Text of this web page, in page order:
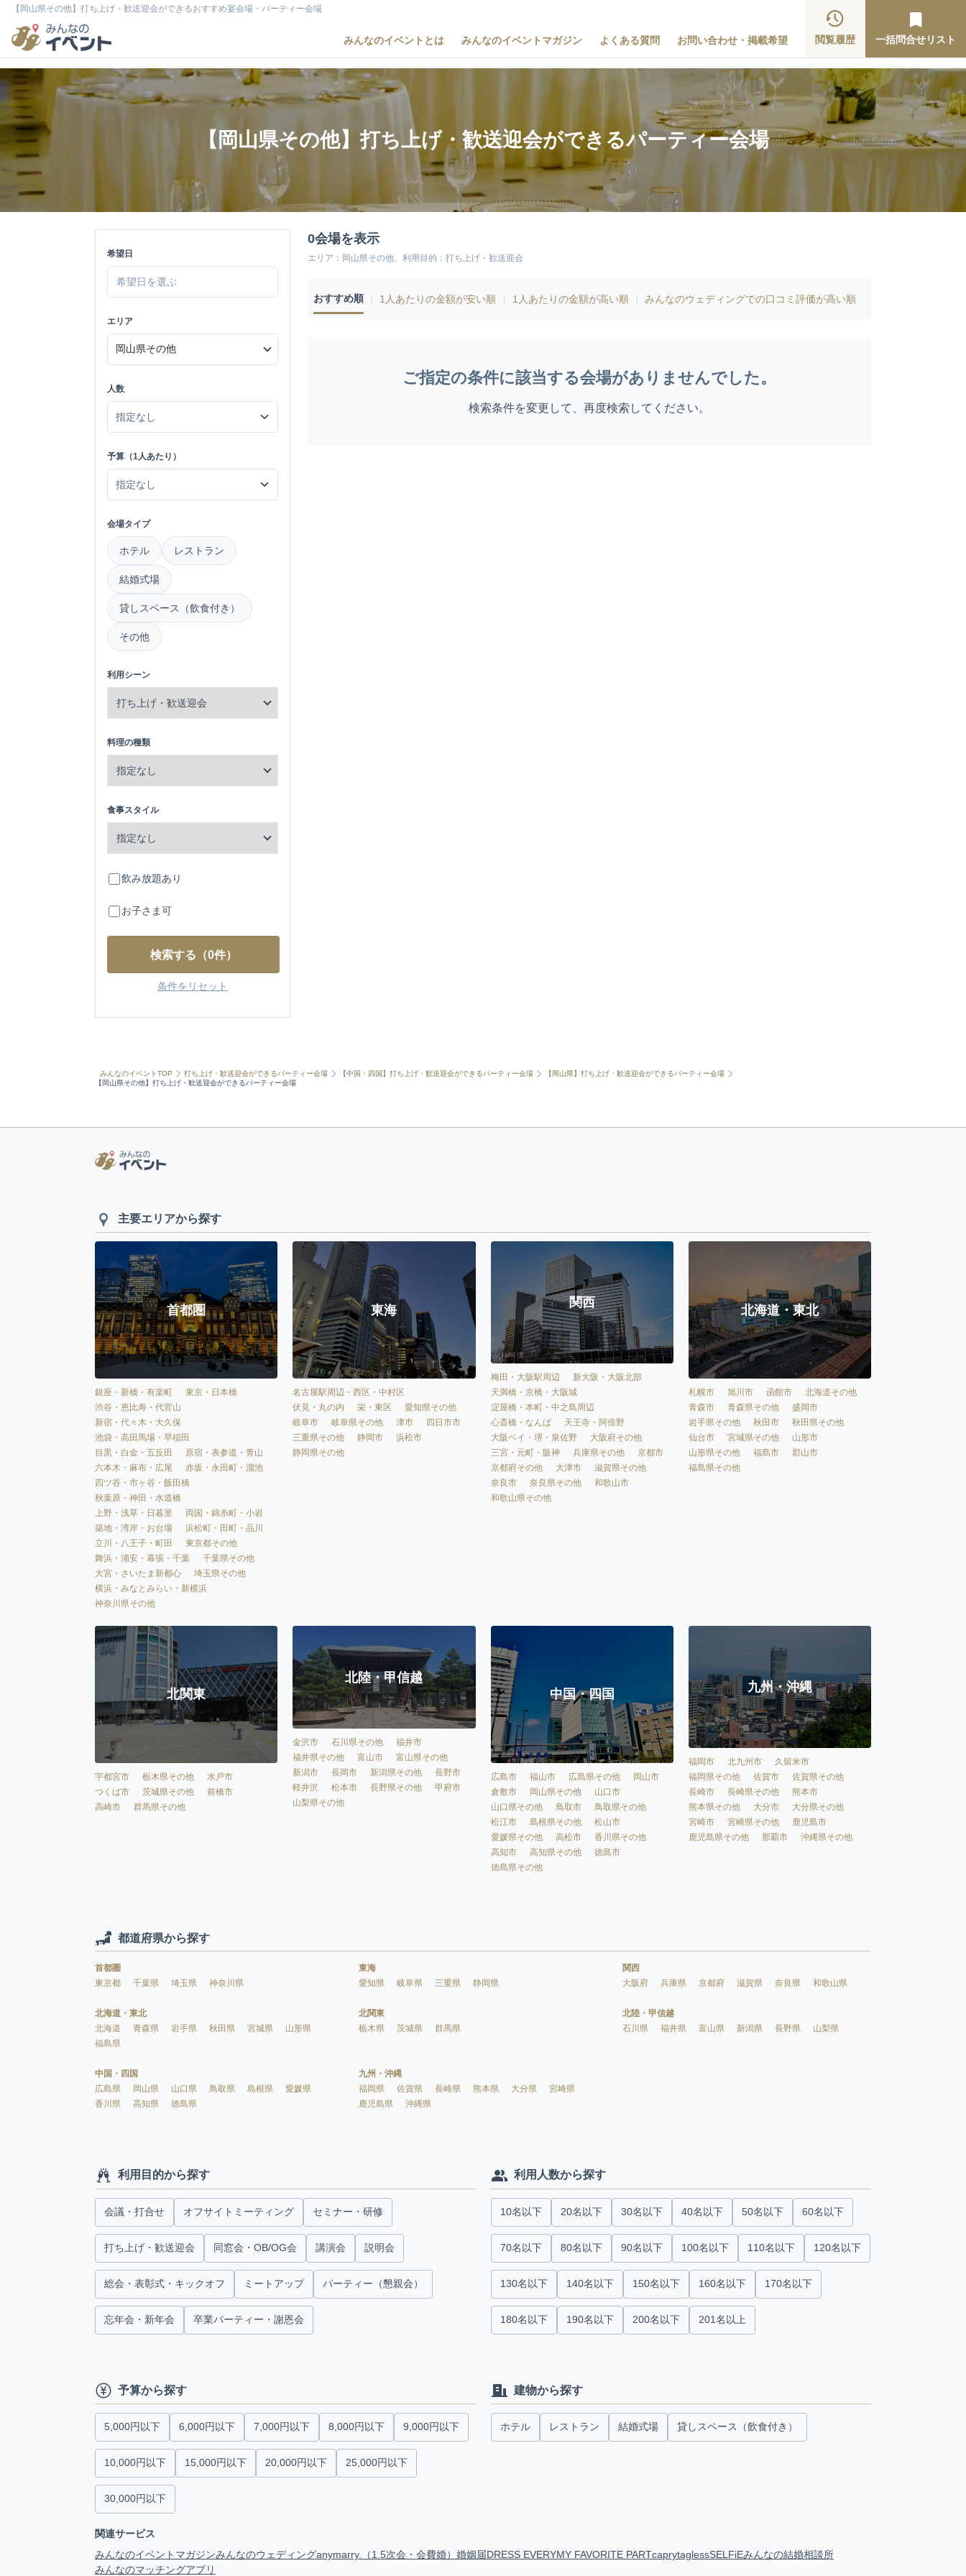
【岡山県その他】打ち上げ・歓送迎会ができるおすすめ宴会場・パーティー会場
みんなのイベントとは みんなのイベントマガジン よくある質問 お問い合わせ・掲載希望 閲覧履歴 一括問合せリスト
【岡山県その他】打ち上げ・歓送迎会ができるパーティー会場
希望日
エリア
人数
予算（1人あたり）
会場タイプ
ホテル レストラン
結婚式場
貸しスペース（飲食付き）
その他
利用シーン
料理の種類
食事スタイル
飲み放題あり
お子さま可
検索する （0件）
条件をリセット
0会場を表示
エリア：岡山県その他、利用目的：打ち上げ・歓送迎会
おすすめ順 1人あたりの金額が安い順 1人あたりの金額が高い順 みんなのウェディングでの口コミ評価が高い順
ご指定の条件に該当する会場がありませんでした。
検索条件を変更して、再度検索してください。
みんなのイベントTOP 打ち上げ・歓送迎会ができるパーティー会場 【中国・四国】打ち上げ・歓送迎会ができるパーティー会場
【岡山県】打ち上げ・歓送迎会ができるパーティー会場
【岡山県その他】打ち上げ・歓送迎会ができるパーティー会場
主要エリアから探す
首都圏
銀座・新橋・有楽町
東京・日本橋
渋谷・恵比寿・代官山
新宿・代々木・大久保
池袋・高田馬場・早稲田
目黒・白金・五反田
原宿・表参道・青山
六本木・麻布・広尾
赤坂・永田町・溜池
四ツ谷・市ヶ谷・飯田橋
秋葉原・神田・水道橋
上野・浅草・日暮里
両国・錦糸町・小岩
築地・湾岸・お台場
浜松町・田町・品川
立川・八王子・町田
東京都その他
舞浜・浦安・幕張・千葉
千葉県その他
大宮・さいたま新都心
埼玉県その他
横浜・みなとみらい・新横浜
神奈川県その他
東海
名古屋駅周辺・西区・中村区
伏見・丸の内
栄・東区
愛知県その他
岐阜市
岐阜県その他 津市
四日市市
三重県その他
静岡市
浜松市
静岡県その他
関西
梅田・大阪駅周辺
新大阪・大阪北部
天満橋・京橋・大阪城
淀屋橋・本町・中之島周辺
心斎橋・なんば
天王寺・阿倍野
大阪ベイ・堺・泉佐野
大阪府その他
三宮・元町・阪神
兵庫県その他
京都市
京都府その他
大津市
滋賀県その他
奈良市
奈良県その他
和歌山市
和歌山県その他
北海道・東北
札幌市 旭川市 函館市
北海道その他
青森市
青森県その他
盛岡市
岩手県その他
秋田市
秋田県その他
仙台市
宮城県その他
山形市
山形県その他
福島市
郡山市
福島県その他
北関東
宇都宮市 栃木県その他
水戸市
つくば市
茨城県その他
前橋市
高崎市
群馬県その他
北陸・甲信越
金沢市 石川県その他
福井市
福井県その他
富山市
富山県その他
新潟市
長岡市 新潟県その他
長野市
軽井沢
松本市 長野県その他
甲府市
山梨県その他
中国・四国
広島市 福山市 広島県その他
岡山市
倉敷市
岡山県その他
山口市
山口県その他
鳥取市
鳥取県その他
松江市
島根県その他
松山市
愛媛県その他
高松市
香川県その他
高知市
高知県その他
徳島市
徳島県その他
九州・沖縄
福岡市 北九州市
久留米市
福岡県その他
佐賀市
佐賀県その他
長崎市
長崎県その他
熊本市
熊本県その他
大分市
大分県その他
宮崎市
宮崎県その他
鹿児島市
鹿児島県その他
那覇市 沖縄県その他
都道府県から探す
首都圏
東京都
千葉県 埼玉県 神奈川県
東海
愛知県
岐阜県 三重県 静岡県
関西
大阪府
兵庫県 京都府 滋賀県 奈良県 和歌山県
北海道・東北
北海道
青森県 岩手県 秋田県 宮城県
山形県
福島県
北関東
栃木県
茨城県 群馬県
北陸・甲信越
石川県
福井県 富山県 新潟県 長野県 山梨県
中国・四国
広島県
岡山県 山口県 鳥取県 島根県
愛媛県
香川県
高知県 徳島県
九州・沖縄
福岡県
佐賀県 長崎県 熊本県 大分県
宮崎県
鹿児島県
沖縄県
利用目的から探す
会議・打合せ オフサイトミーティング セミナー・研修
打ち上げ・歓送迎会 同窓会・OB/OG会 講演会 説明会
総会・表彰式・キックオフ ミートアップ パーティー（懇親会）
忘年会・新年会 卒業パーティー・謝恩会
利用人数から探す
10名以下 20名以下 30名以下 40名以下 50名以下 60名以下
70名以下 80名以下 90名以下 100名以下 110名以下 120名以下
130名以下 140名以下 150名以下 160名以下 170名以下
180名以下 190名以下 200名以下 201名以上
予算から探す
5,000円以下 6,000円以下 7,000円以下 8,000円以下 9,000円以下
10,000円以下 15,000円以下 20,000円以下 25,000円以下
30,000円以下
建物から探す
ホテル レストラン 結婚式場 貸しスペース（飲食付き）
関連サービス
みんなのイベントマガジンみんなのウェディングanymarry.（1.5次会・会費婚） 婚姻届DRESS EVERYMY FAVORITE PARTcaprytaglessSELFiEみんなの結婚相談所
みんなのマッチングアプリ